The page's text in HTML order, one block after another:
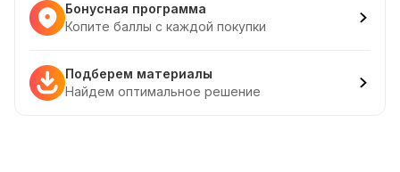
Бонусная программа
Копите баллы с каждой покупки
Подберем материалы
Найдем оптимальное решение